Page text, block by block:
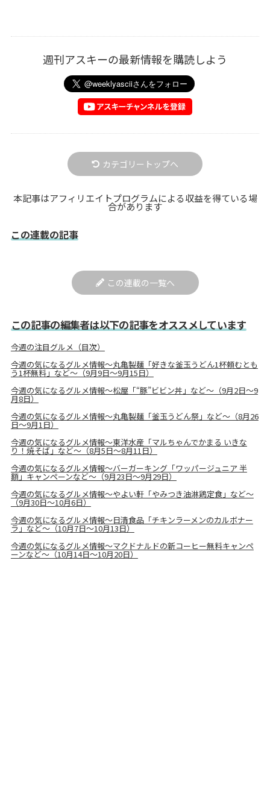
週刊アスキーの最新情報を購読しよう
カテゴリートップへ
本記事はアフィリエイトプログラムによる収益を得ている場
合があります
この連載の記事
この連載の一覧へ
この記事の編集者は以下の記事をオススメしています
今週の注目グルメ（目次）
今週の気になるグルメ情報～丸亀製麺「好きな釜玉うどん1杯頼むとも
う1杯無料」など～（9月9日～9月15日）
今週の気になるグルメ情報～松屋「“豚”ビビン丼」など～（9月2日～9
月8日）
今週の気になるグルメ情報～丸亀製麺「釜玉うどん祭」など～（8月26
日～9月1日）
今週の気になるグルメ情報～東洋水産「マルちゃんでかまる いきな
り！焼そば」など～（8月5日～8月11日）
今週の気になるグルメ情報～バーガーキング「ワッパージュニア 半
額」キャンペーンなど～（9月23日～9月29日）
今週の気になるグルメ情報～やよい軒「やみつき油淋鶏定食」など～
（9月30日～10月6日）
今週の気になるグルメ情報～日清食品「チキンラーメンのカルボナー
ラ」など～（10月7日～10月13日）
今週の気になるグルメ情報～マクドナルドの新コーヒー無料キャンペ
ーンなど～（10月14日～10月20日）